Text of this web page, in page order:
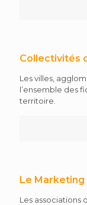
Collectivités
Les villes,
l’ensemble des
territoire.
Le Marketing
Les associations